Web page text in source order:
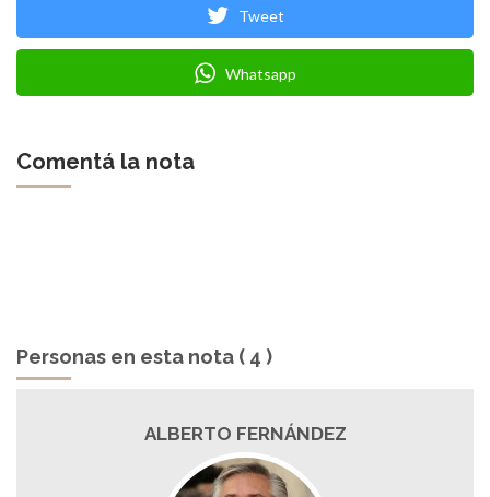
Tweet
Whatsapp
Comentá la nota
Personas en esta nota ( 4 )
ALBERTO FERNÁNDEZ